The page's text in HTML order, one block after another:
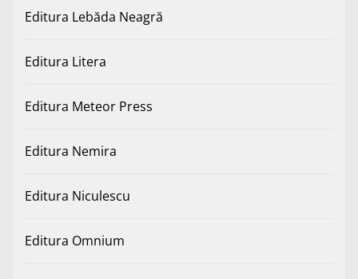
Editura Lebăda Neagră
Editura Litera
Editura Meteor Press
Editura Nemira
Editura Niculescu
Editura Omnium